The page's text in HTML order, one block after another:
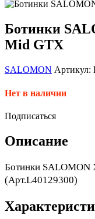
Ботинки
Mid GTX
SALOMON Артикул:
Нет в наличии
Подписаться
Описание
Ботинки
(Арт.L40129300)